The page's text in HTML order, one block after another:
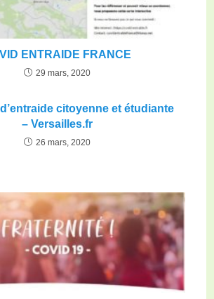
ENTRAIDE FRANCE
29 mars, 2020
citoyenne et étudiante
– Versailles.fr
26 mars, 2020